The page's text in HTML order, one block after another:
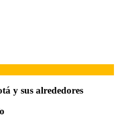
y sus alrededores